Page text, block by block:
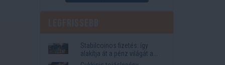
Stabilcoinos fizetés: így
alakítja át a pénz világát a
Visa, a Mastercard és a